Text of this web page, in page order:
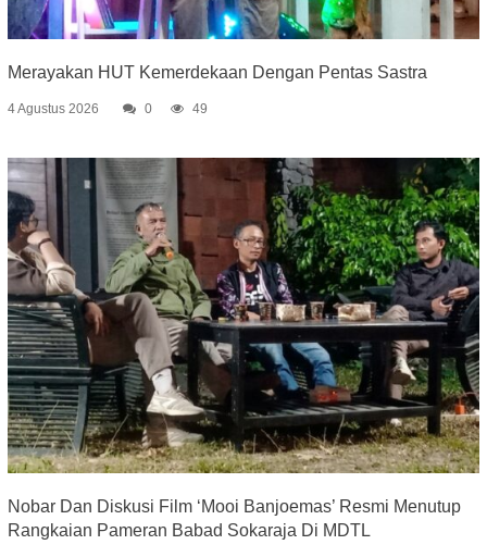
Merayakan HUT Kemerdekaan Dengan Pentas Sastra
4 Agustus 2026 0 49
Nobar Dan Diskusi Film ‘Mooi Banjoemas’ Resmi Menutup
Rangkaian Pameran Babad Sokaraja Di MDTL